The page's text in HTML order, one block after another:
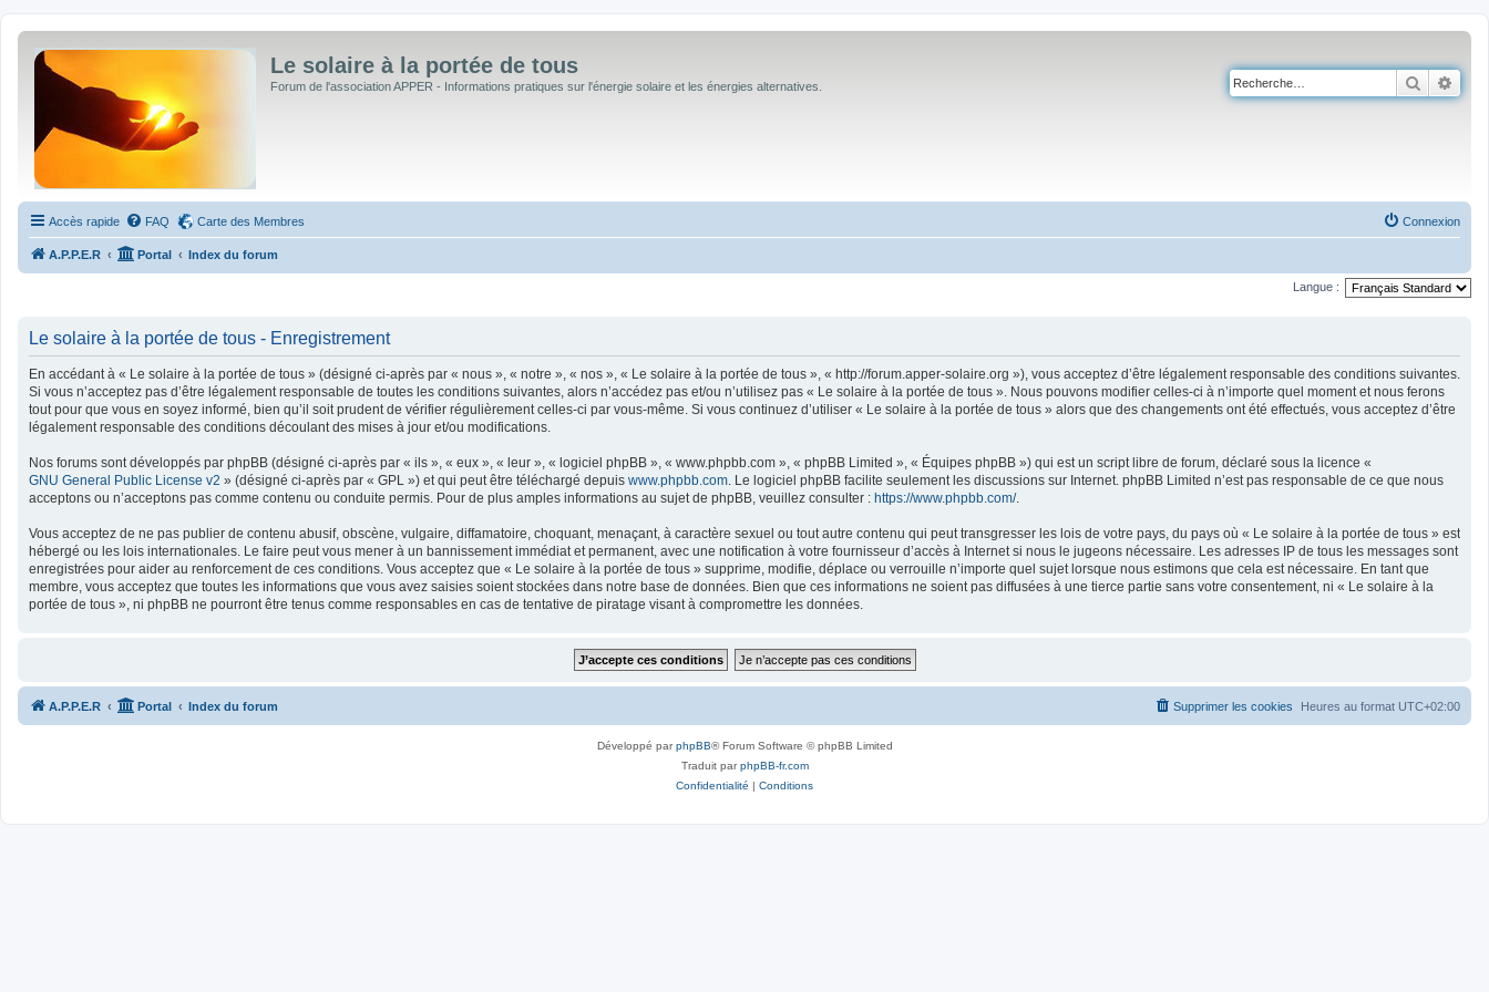
Le solaire à la portée de tous
Forum de l'association APPER - Informations pratiques sur l'énergie solaire et les énergies alternatives.
Accès rapide FAQ Carte des Membres Connexion
A.P.P.E.R Portal Index du forum
Langue :
Le solaire à la portée de tous - Enregistrement
En accédant à « Le solaire à la portée de tous » (désigné ci-après par « nous », « notre », « nos », « Le solaire à la portée de tous », « http://forum.apper-solaire.org »), vous acceptez d’être légalement responsable des conditions suivantes.
Si vous n’acceptez pas d’être légalement responsable de toutes les conditions suivantes, alors n’accédez pas et/ou n’utilisez pas « Le solaire à la portée de tous ». Nous pouvons modifier celles-ci à n’importe quel moment et nous ferons
tout pour que vous en soyez informé, bien qu’il soit prudent de vérifier régulièrement celles-ci par vous-même. Si vous continuez d’utiliser « Le solaire à la portée de tous » alors que des changements ont été effectués, vous acceptez d’être
légalement responsable des conditions découlant des mises à jour et/ou modifications.
Nos forums sont développés par phpBB (désigné ci-après par « ils », « eux », « leur », « logiciel phpBB », « www.phpbb.com », « phpBB Limited », « Équipes phpBB ») qui est un script libre de forum, déclaré sous la licence «
GNU General Public License v2 » (désigné ci-après par « GPL ») et qui peut être téléchargé depuis www.phpbb.com . Le logiciel phpBB facilite seulement les discussions sur Internet. phpBB Limited n’est pas responsable de ce que nous
acceptons ou n’acceptons pas comme contenu ou conduite permis. Pour de plus amples informations au sujet de phpBB, veuillez consulter : https://www.phpbb.com/.
Vous acceptez de ne pas publier de contenu abusif, obscène, vulgaire, diffamatoire, choquant, menaçant, à caractère sexuel ou tout autre contenu qui peut transgresser les lois de votre pays, du pays où « Le solaire à la portée de tous » est
hébergé ou les lois internationales. Le faire peut vous mener à un bannissement immédiat et permanent, avec une notification à votre fournisseur d’accès à Internet si nous le jugeons nécessaire. Les adresses IP de tous les messages sont
enregistrées pour aider au renforcement de ces conditions. Vous acceptez que « Le solaire à la portée de tous » supprime, modifie, déplace ou verrouille n’importe quel sujet lorsque nous estimons que cela est nécessaire. En tant que
membre, vous acceptez que toutes les informations que vous avez saisies soient stockées dans notre base de données. Bien que ces informations ne soient pas diffusées à une tierce partie sans votre consentement, ni « Le solaire à la
portée de tous », ni phpBB ne pourront être tenus comme responsables en cas de tentative de piratage visant à compromettre les données.
A.P.P.E.R Portal Index du forum Heures au format UTC+02:00
Supprimer les cookies
Développé parphpBB® Forum Software © phpBB Limited
Traduit parphpBB-fr.com
Confidentialité | Conditions